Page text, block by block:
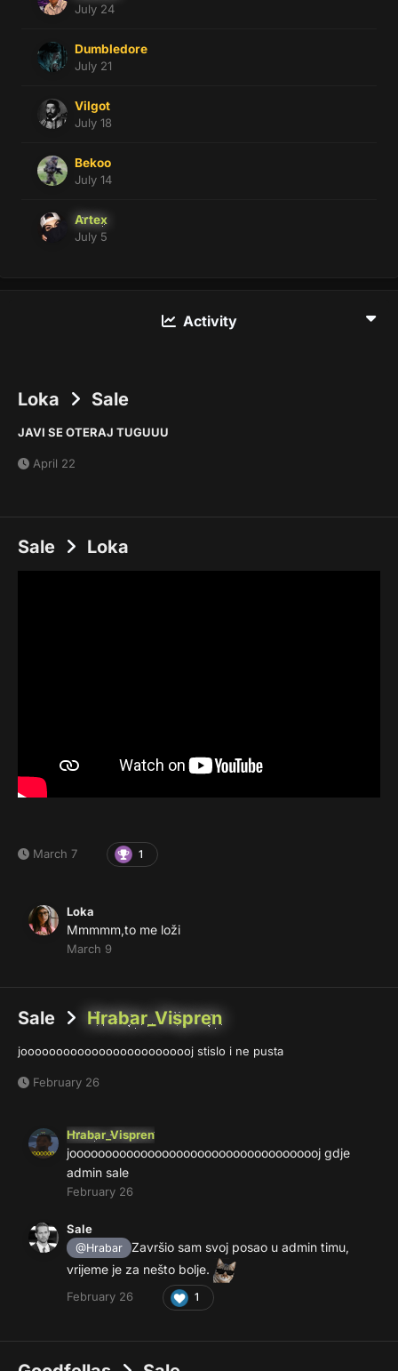
July 24
Dumbledore
July 21
Vilgot
July 18
Bekoo
July 14
Artex
July 5
Activity
Loka Sale
JAVI SE OTERAJ TUGUUU
April 22
Sale Loka
March 7 1
Loka
Mmmmm,to me loži
March 9
Sale Hrabar_Vispren
jooooooooooooooooooooooooj stislo i ne pusta
February 26
Hrabar_Vispren
joooooooooooooooooooooooooooooooooooj gdje
admin sale
February 26
Sale
@Hrabar
Završio sam svoj posao u admin timu,
vrijeme je za nešto bolje.
February 26 1